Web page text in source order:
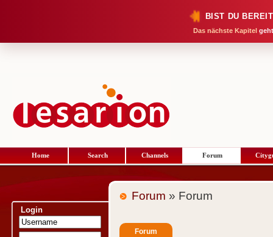
BIST DU
Das nächste Kapitel
Home Search Channels Forum
Login
Forum » Forum
Forum